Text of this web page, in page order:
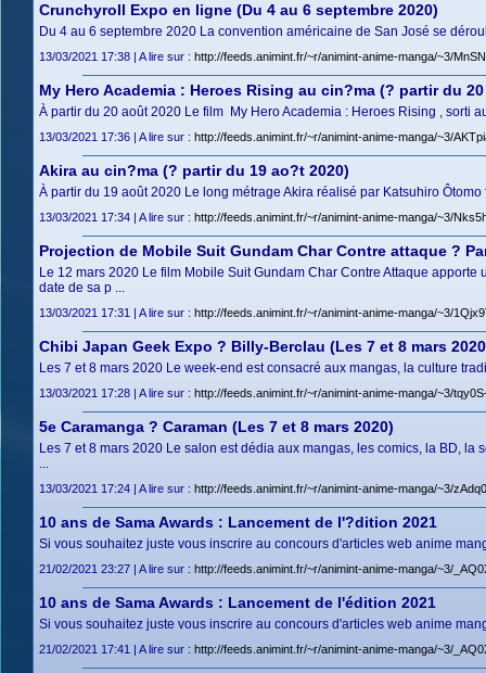
Crunchyroll Expo en ligne (Du 4 au 6 septembre 2020)
Du 4 au 6 septembre 2020 La convention américaine de San José se
13/03/2021 17:38 | A lire sur : http://feeds.animint.fr/~r/animint-anime-manga/~3/
My Hero Academia : Heroes Rising au cin?ma (? partir du
À partir du 20 août 2020 Le film My Hero Academia : Heroes Rising , sorti
13/03/2021 17:36 | A lire sur : http://feeds.animint.fr/~r/animint-anime-manga/~3/
Akira au cin?ma (? partir du 19 ao?t 2020)
À partir du 19 août 2020 Le long métrage Akira réalisé par Katsuhiro
13/03/2021 17:34 | A lire sur : http://feeds.animint.fr/~r/animint-anime-manga/~3/
Projection de Mobile Suit Gundam Char Contre attaque ?
Le 12 mars 2020 Le film Mobile Suit Gundam Char Contre Attaque
date de sa p ...
13/03/2021 17:31 | A lire sur : http://feeds.animint.fr/~r/animint-anime-manga/~3/
Chibi Japan Geek Expo ? Billy-Berclau (Les 7 et 8 mars
Les 7 et 8 mars 2020 Le week-end est consacré aux mangas, la culture
13/03/2021 17:28 | A lire sur : http://feeds.animint.fr/~r/animint-anime-manga/~3/
5e Caramanga ? Caraman (Les 7 et 8 mars 2020)
Les 7 et 8 mars 2020 Le salon est dédia aux mangas, les comics, la BD,
...
13/03/2021 17:24 | A lire sur : http://feeds.animint.fr/~r/animint-anime-manga/~3/
10 ans de Sama Awards : Lancement de l'?dition 2021
Si vous souhaitez juste vous inscrire au concours d'articles web anime
21/02/2021 23:27 | A lire sur : http://feeds.animint.fr/~r/animint-anime-manga/~3/
10 ans de Sama Awards : Lancement de l'édition 2021
Si vous souhaitez juste vous inscrire au concours d'articles web anime
21/02/2021 17:41 | A lire sur : http://feeds.animint.fr/~r/animint-anime-manga/~3/